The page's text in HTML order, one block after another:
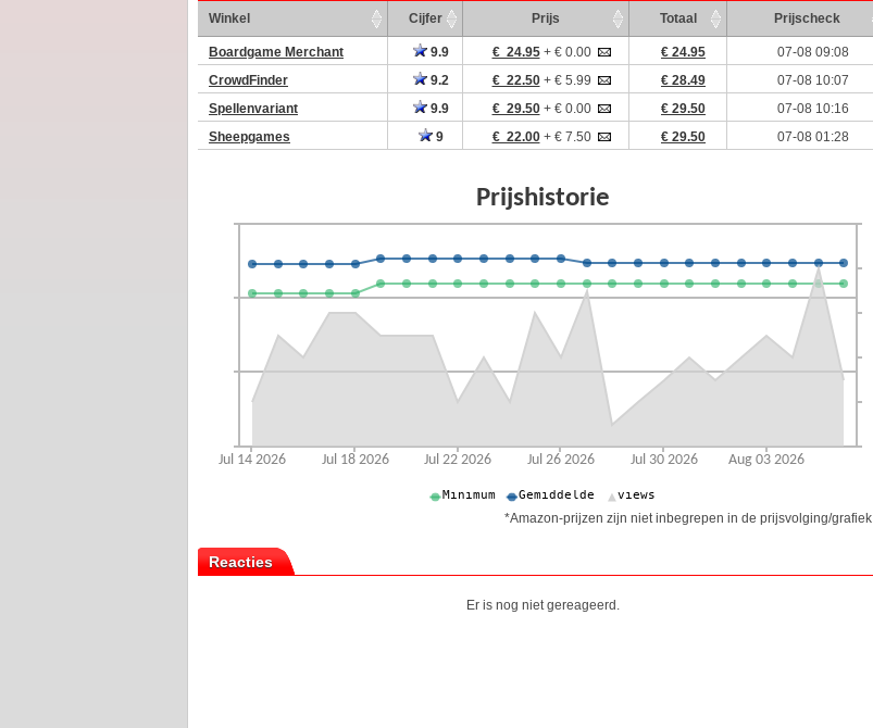
Winkel Cijfer Prijs Totaal Prijscheck
Boardgame Merchant 9.9 € 24.95+ € 0.00 € 24.95
07-08 09:08
CrowdFinder
9.2 € 22.50+ € 5.99 € 28.49
07-08 10:07
Spellenvariant
9.9 € 29.50+ € 0.00 € 29.50
07-08 10:16
Sheepgames
9 € 22.00+ € 7.50 € 29.50 07-08 01:28
*Amazon-prijzen zijn niet inbegrepen in de prijsvolging/grafiek
Reacties
Er is nog niet gereageerd.